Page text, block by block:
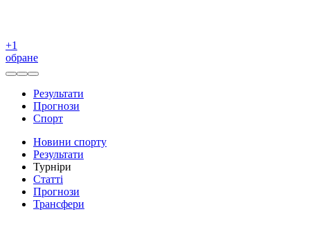
+1
обране
Результати
Прогнози
Спорт
Новини спорту
Результати
Турніри
Статті
Прогнози
Трансфери